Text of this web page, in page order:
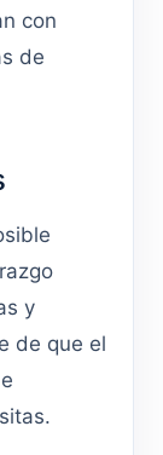
con
de
y
de que el